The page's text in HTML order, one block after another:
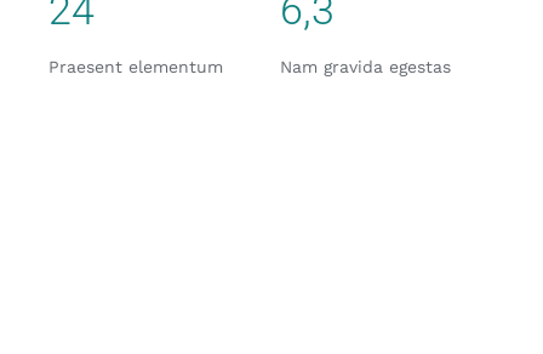
24
Praesent elementum
6,3
Nam gravida egestas